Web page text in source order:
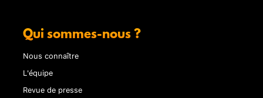
Qui sommes-nous ?
Nous connaître
L'équipe
Revue de presse